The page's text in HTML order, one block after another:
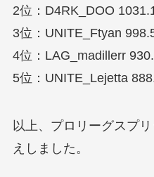
2位：D4RK_DOO
3位：UNITE_Ftyan
4位：LAG_madillerr
5位：UNITE_Lejetta
以上、プロリーグスプ
えしました。